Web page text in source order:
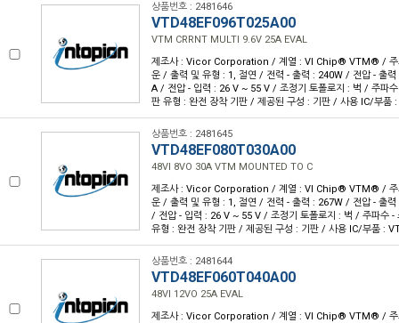
상품번호 : 2481646
VTD48EF096T025A00
VTM CRRNT MULTI 9.6V 25A EVAL
제조사 : Vicor Corporation / 계열 : VI Chip® VTM® / 주
운 / 출력 및 유형 : 1, 절연 / 전력 - 출력 : 240W / 전압 - 출
A / 전압 - 입력 : 26 V ~ 55 V / 조정기 토폴로지 : 벅 / 주파
판 유형 : 완전 장착 기판 / 제공된 구성 : 기판 / 사용 IC/부품
상품번호 : 2481645
VTD48EF080T030A00
48VI 8VO 30A VTM MOUNTED TO C
제조사 : Vicor Corporation / 계열 : VI Chip® VTM® / 주
운 / 출력 및 유형 : 1, 절연 / 전력 - 출력 : 267W / 전압 - 출
/ 전압 - 입력 : 26 V ~ 55 V / 조정기 토폴로지 : 벅 / 주파수
유형 : 완전 장착 기판 / 제공된 구성 : 기판 / 사용 IC/부품 :
상품번호 : 2481644
VTD48EF060T040A00
48VI 12VO 25A EVAL
제조사 : Vicor Corporation / 계열 : VI Chip® VTM® / 주